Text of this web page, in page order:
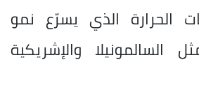
الحرارة الذي يسرّع نمو
السالمونيلا والإشريكية